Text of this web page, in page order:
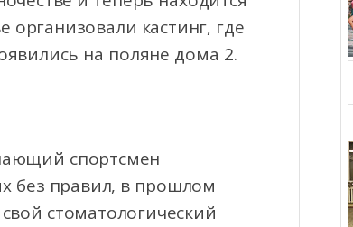
организовали кастинг, где
на поляне дома 2.
спортсмен
без правил, в прошлом
стоматологический